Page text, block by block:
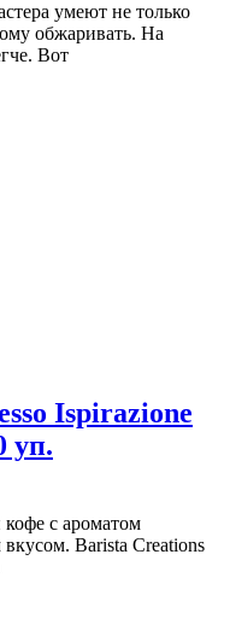
умеют не только
обжаривать. На
Вот
Ispirazione
уп.
кофе с ароматом
Barista Creations